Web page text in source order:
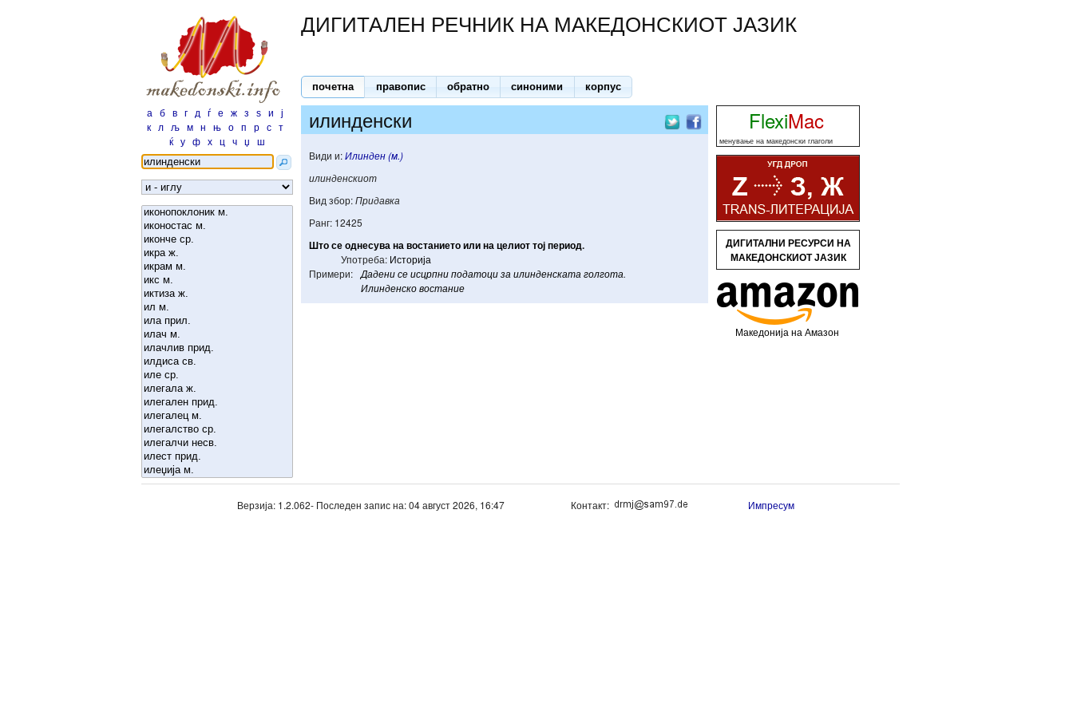
ДИГИТАЛЕН РЕЧНИК НА МАКЕДОНСКИОТ ЈАЗИК
почетна правопис обратно синоними корпус
а б в г д ѓ е ж з ѕ и ј
к
л љ м н њ о п р с т
ќ у ф х ц ч џ ш
илинденски
Види и:Илинден (м.)
илинденскиот
Вид збор:Придавка
Ранг: 12425
Штосеоднесуванавостаниетоилинацелиоттојпериод.
Употреба: Историја
Примери: Даденисеисцрпниподатоциза илинденската голгота.
Илинденсковостание
FlexiMac
менување на македонски глаголи
ДИГИТАЛНИ РЕСУРСИ НА
МАКЕДОНСКИОТ ЈАЗИК
Македонија на Амазон
Верзија: 1.2.062- Последен запис на: 04 август 2026, 16:47 Контакт: Импресум